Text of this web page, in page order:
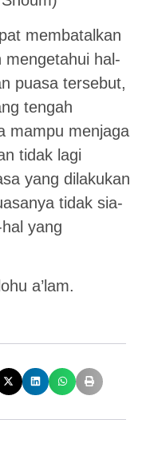
membatalkan
mengetahui hal-
puasa tersebut,
tengah
mampu menjaga
tidak lagi
yang dilakukan
tidak sia-
yang
a’lam.